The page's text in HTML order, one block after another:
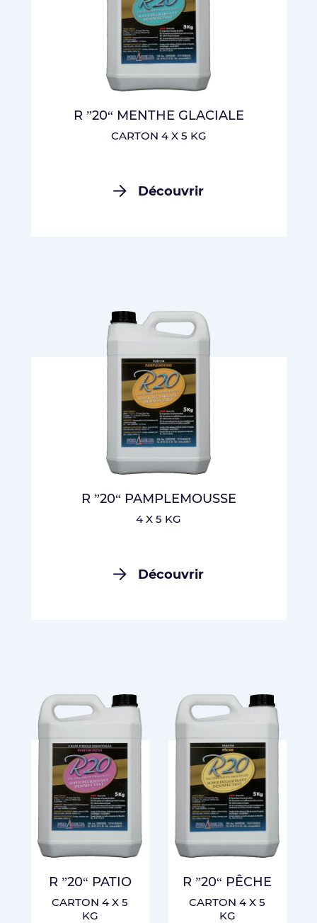
R ”20“ MENTHE GLACIALE
CARTON 4 X 5 KG
Découvrir
R ”20“ PAMPLEMOUSSE
4 X 5 KG
Découvrir
R ”20“ PATIO
CARTON 4 X 5
KG
R ”20“ PÊCHE
CARTON 4 X 5
KG